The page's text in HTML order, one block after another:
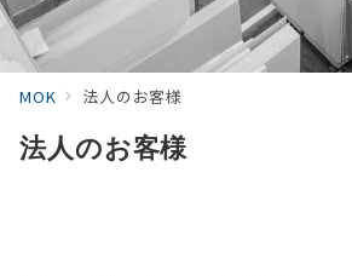
MOK 法人のお客様
法人のお客様